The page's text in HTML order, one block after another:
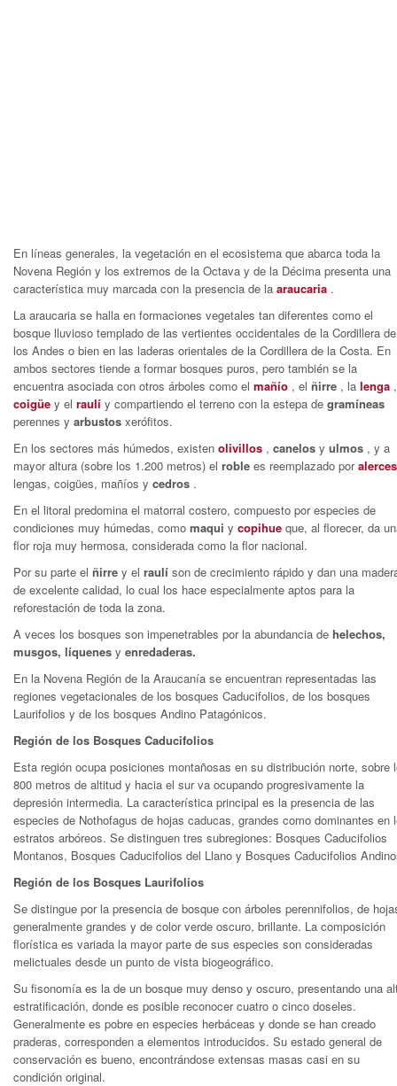
En líneas generales, la vegetación en el ecosistema que abarca toda la
Novena Región y los extremos de la Octava y de la Décima presenta una
característica muy marcada con la presencia de la araucaria .
La araucaria se halla en formaciones vegetales tan diferentes como el
bosque lluvioso templado de las vertientes occidentales de la Cordillera de
los Andes o bien en las laderas orientales de la Cordillera de la Costa. En
ambos sectores tiende a formar bosques puros, pero también se la
encuentra asociada con otros árboles como el mañío , el ñirre , la lenga
coigüe y el raulí y compartiendo el terreno con la estepa de gramíneas
perennes y arbustos xerófitos.
En los sectores más húmedos, existen olivillos , canelos y ulmos , y a
mayor altura (sobre los 1.200 metros) el roble es reemplazado por
lengas, coigües, mañíos y cedros .
En el litoral predomina el matorral costero, compuesto por especies de
condiciones muy húmedas, como maqui y copihue que, al florecer, da
flor roja muy hermosa, considerada como la flor nacional.
Por su parte el ñirre y el raulí son de crecimiento rápido y dan una
de excelente calidad, lo cual los hace especialmente aptos para la
reforestación de toda la zona.
A veces los bosques son impenetrables por la abundancia de helechos,
musgos, líquenes y enredaderas.
En la Novena Región de la Araucanía se encuentran representadas las
regiones vegetacionales de los bosques Caducifolios, de los bosques
Laurifolios y de los bosques Andino Patagónicos.
Región de los Bosques Caducifolios
Esta región ocupa posiciones montañosas en su distribución norte, sobre
800 metros de altitud y hacia el sur va ocupando progresivamente la
depresión intermedia. La característica principal es la presencia de las
especies de Nothofagus de hojas caducas, grandes como dominantes en
estratos arbóreos. Se distinguen tres subregiones: Bosques Caducifolios
Montanos, Bosques Caducifolios del Llano y Bosques Caducifolios
Región de los Bosques Laurifolios
Se distingue por la presencia de bosque con árboles perennifolios, de
generalmente grandes y de color verde oscuro, brillante. La composición
florística es variada la mayor parte de sus especies son consideradas
melictuales desde un punto de vista biogeográfico.
Su fisonomía es la de un bosque muy denso y oscuro, presentando una
estratificación, donde es posible reconocer cuatro o cinco doseles.
Generalmente es pobre en especies herbáceas y donde se han creado
praderas, corresponden a elementos introducidos. Su estado general de
conservación es bueno, encontrándose extensas masas casi en su
condición original.